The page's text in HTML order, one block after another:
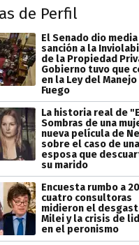
de Perfil
El Senado dio media
sanción a la
de la Propiedad
Gobierno tuvo que
en la Ley del
Fuego
La historia real de
Sombras de una
nueva película de
sobre el caso de una
esposa que
su marido
Encuesta rumbo a
cuatro consultoras
midieron el
Milei y la crisis de
en el peronismo